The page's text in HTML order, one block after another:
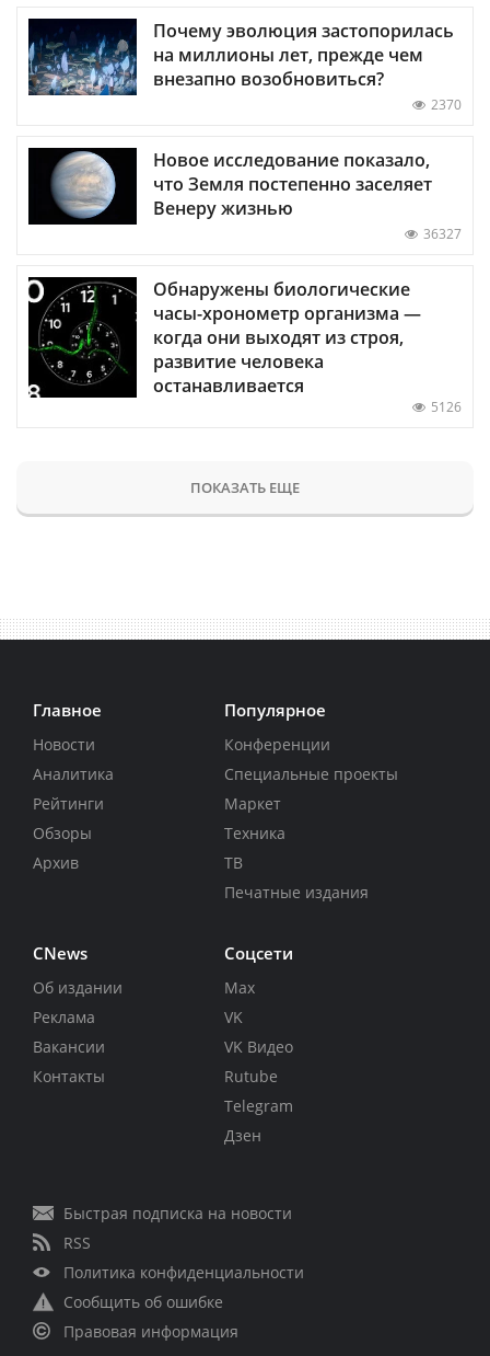
Почему эволюция застопорилась
на миллионы лет, прежде чем
внезапно возобновиться?
2370
Новое исследование показало,
что Земля постепенно заселяет
Венеру жизнью
36327
Обнаружены биологические
часы-хронометр организма —
когда они выходят из строя,
развитие человека
останавливается
5126
ПОКАЗАТЬ ЕЩЕ
Главное
Новости
Аналитика
Рейтинги
Обзоры
Архив
Популярное
Конференции
Специальные проекты
Маркет
Техника
ТВ
Печатные издания
CNews
Об издании
Реклама
Вакансии
Контакты
Соцсети
Max
VK
VK Видео
Rutube
Telegram
Дзен
Быстрая подписка на новости
RSS
Политика конфиденциальности
Сообщить об ошибке
Правовая информация